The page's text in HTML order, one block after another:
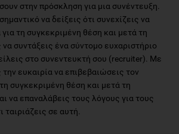
στην πρόσκληση για μια συνέντευξη.
να δείξεις ότι συνεχίζεις να
τη συγκεκριμένη θέση και μετά τη
συντάξεις ένα σύντομο ευχαριστήριο
στο συνεντευκτή σου (recruiter). Με
ευκαιρία να επιβεβαιώσεις τον
συγκεκριμένη θέση και μετά τη
να επαναλάβεις τους λόγους για τους
ταιριάζεις σε αυτή.